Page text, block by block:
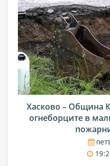
Хасково – Община
огнеборците в